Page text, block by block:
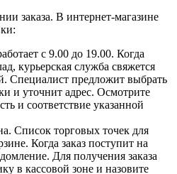
заказа. В интернет-магазине
с 9.00 до 19.00. Когда
курьерская служба свяжется
Специалист предложит выбрать
и уточнит адрес. Осмотрите
и соответствие указанной
Список торговых точек для
Когда заказ поступит на
Для получения заказа
в кассовой зоне и назовите